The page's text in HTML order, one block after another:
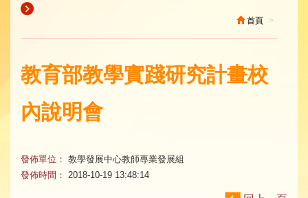
首頁
教育部教學實踐研究計畫校
內說明會
發佈單位： 教學發展中心教師專業發展組
發佈時間：
2018-10-19 13:48:14